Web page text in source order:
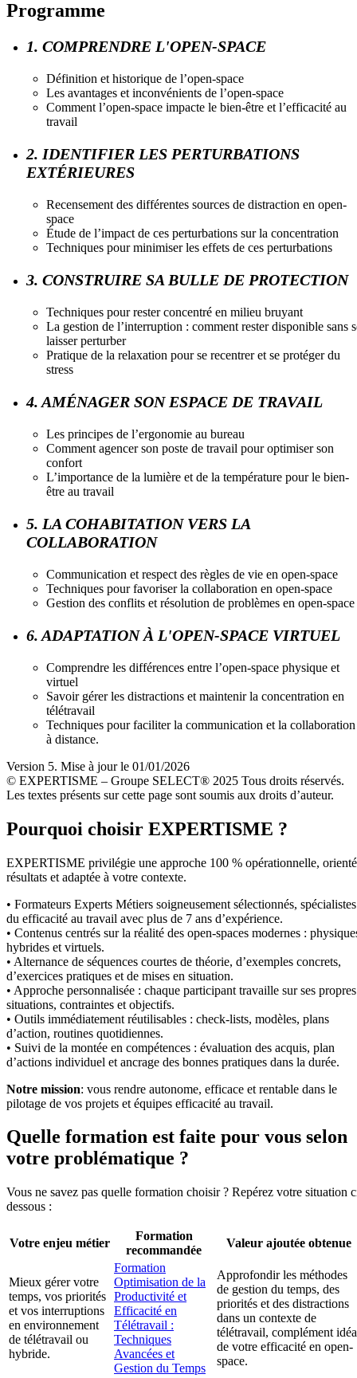
Programme
1. COMPRENDRE L'OPEN-SPACE
Définition et historique de l’open-space
Les avantages et inconvénients de l’open-space
Comment l’open-space impacte le bien-être et l’efficacité au
travail
2. IDENTIFIER LES PERTURBATIONS
EXTÉRIEURES
Recensement des différentes sources de distraction en open-
space
Étude de l’impact de ces perturbations sur la concentration
Techniques pour minimiser les effets de ces perturbations
3. CONSTRUIRE SA BULLE DE PROTECTION
Techniques pour rester concentré en milieu bruyant
La gestion de l’interruption : comment rester disponible sans
laisser perturber
Pratique de la relaxation pour se recentrer et se protéger du
stress
4. AMÉNAGER SON ESPACE DE TRAVAIL
Les principes de l’ergonomie au bureau
Comment agencer son poste de travail pour optimiser son
confort
L’importance de la lumière et de la température pour le bien-
être au travail
5. LA COHABITATION VERS LA
COLLABORATION
Communication et respect des règles de vie en open-space
Techniques pour favoriser la collaboration en open-space
Gestion des conflits et résolution de problèmes en open-space
6. ADAPTATION À L'OPEN-SPACE VIRTUEL
Comprendre les différences entre l’open-space physique et
virtuel
Savoir gérer les distractions et maintenir la concentration en
télétravail
Techniques pour faciliter la communication et la collaboration
à distance.
Version 5. Mise à jour le 01/01/2026
© EXPERTISME – Groupe SELECT® 2025 Tous droits réservés.
Les textes présents sur cette page sont soumis aux droits d’auteur.
Pourquoi choisir EXPERTISME ?
EXPERTISME privilégie une approche 100 % opérationnelle,
résultats et adaptée à votre contexte.
• Formateurs Experts Métiers soigneusement sélectionnés, spécialistes
du efficacité au travail avec plus de 7 ans d’expérience.
• Contenus centrés sur la réalité des open-spaces modernes :
hybrides et virtuels.
• Alternance de séquences courtes de théorie, d’exemples concrets,
d’exercices pratiques et de mises en situation.
• Approche personnalisée : chaque participant travaille sur ses propres
situations, contraintes et objectifs.
• Outils immédiatement réutilisables : check-lists, modèles, plans
d’action, routines quotidiennes.
• Suivi de la montée en compétences : évaluation des acquis, plan
d’actions individuel et ancrage des bonnes pratiques dans la durée.
Notre mission: vous rendre autonome, efficace et rentable dans le
pilotage de vos projets et équipes efficacité au travail.
Quelle formation est faite pour vous selon
votre problématique ?
Vous ne savez pas quelle formation choisir ? Repérez votre situation
dessous :
Votre enjeu métier
Formation
recommandée
Valeur ajoutée obtenue
Mieux gérer votre
temps, vos priorités
et vos interruptions
en environnement
de télétravail ou
hybride.
Formation
Optimisation de la
Productivité et
Efficacité en
Télétravail :
Techniques
Avancées et
Gestion du Temps
Approfondir les méthodes
de gestion du temps, des
priorités et des distractions
dans un contexte de
télétravail, complément
de votre efficacité en open-
space.